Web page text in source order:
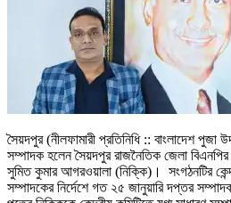
সৈয়দপুর (নীলফামারী প্রতিনিধি :: বাংলাদেশ পুজা
সম্পাদক হলেন সৈয়দপুর রাজনৈতিক জেলা
সুমিত কুমার আগরওয়ালা (নিক্কি)। সংগঠনটির
সম্পাদকের নির্দেশে গত ২৫ জানুয়ারি দপ্তর